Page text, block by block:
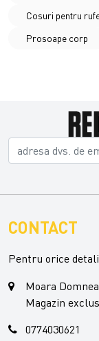
Cosuri pentru
Prosoape corp
CONTACT
Pentru orice
Moara
Magazin
0774030621